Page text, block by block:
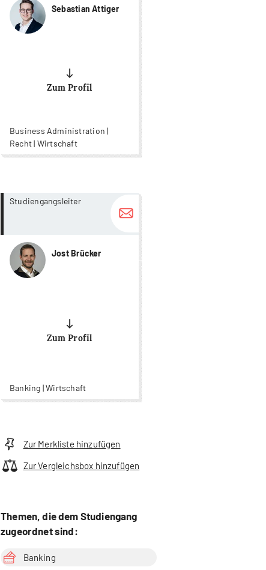
Sebastian Attiger
Zum Profil
Business Administration |
Recht | Wirtschaft
Studiengangsleiter
Jost Brücker
Zum Profil
Banking | Wirtschaft
more...
more...
Zur Merkliste hinzufügen
Zur Vergleichsbox hinzufügen
Themen, die dem Studiengang
zugeordnet sind:
Banking